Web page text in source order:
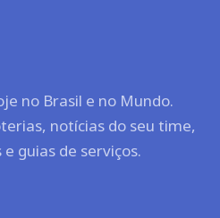
no Brasil e no Mundo.
notícias do seu time,
guias de serviços.